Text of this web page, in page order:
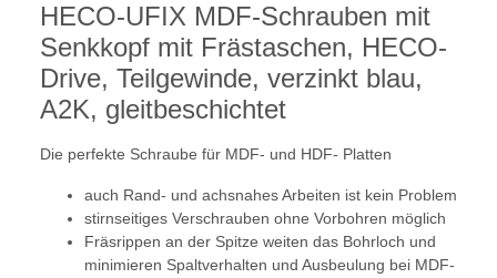
HECO-UFIX MDF-Schrauben mit
Senkkopf mit Frästaschen, HECO-
Drive, Teilgewinde, verzinkt blau,
A2K, gleitbeschichtet
Die perfekte Schraube für MDF- und HDF- Platten
auch Rand- und achsnahes Arbeiten ist kein Problem
stirnseitiges Verschrauben ohne Vorbohren möglich
Fräsrippen an der Spitze weiten das Bohrloch und
minimieren Spaltverhalten und Ausbeulung bei MDF-